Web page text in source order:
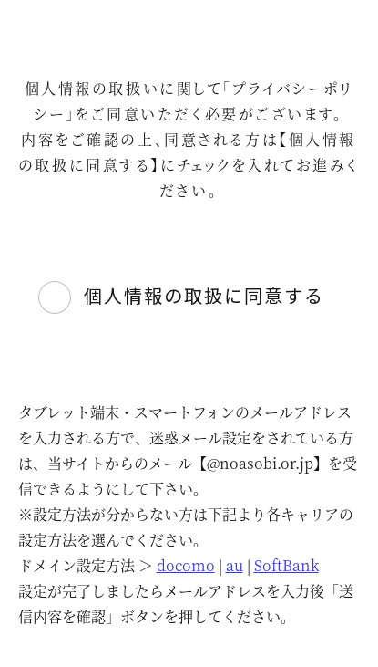
個人情報の取扱いに関して「プライバシーポリ
シー 」をご同意いただく必要がございます。
内容をご確認の上、同意される方は【個人情報
の取扱に同意する】にチェックを入れてお進みく
ださい。
個人情報の取扱に同意する
タブレット端末・スマートフォンのメールアドレス
を入力される方で、迷惑メール設定をされている方
は、当サイトからのメール【@noasobi.or.jp】を受
信できるようにして下さい。
※設定方法が分からない方は下記より各キャリアの
設定方法を選んでください。
ドメイン設定方法 ＞ docomo | au| SoftBank
設定が完了しましたらメールアドレスを入力後「送
信内容を確認」ボタンを押してください。